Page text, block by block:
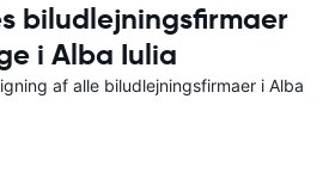
biludlejningsfirmaer
i Alba Iulia
af alle biludlejningsfirmaer i Alba